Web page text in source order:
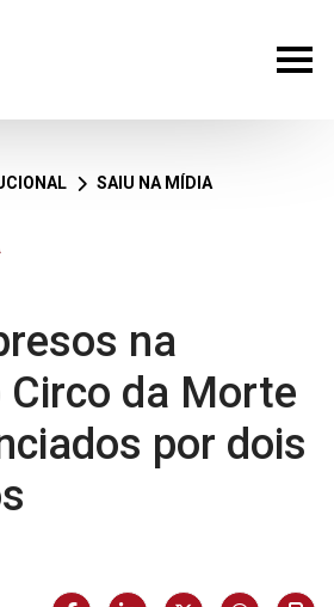
SAIU NA MÍDIA
na
Circo da Morte
por dois